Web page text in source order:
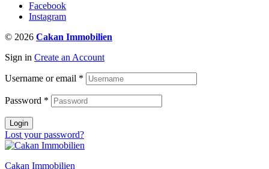
Facebook
Instagram
© 2026 Cakan Immobilien
Sign in Create an Account
Username or email *
Password *
Login
Lost your password?
Cakan Immobilien